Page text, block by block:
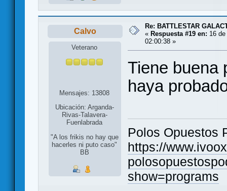
Calvo
Veterano
Mensajes: 13808
Ubicación: Arganda-
Rivas-Talavera-
Fuenlabrada
"A los frikis no hay que
hacerles ni puto caso"
BB
Re: BATTLESTAR
« Respuesta #19 en: 16
02:00:38 »
Tiene buena
haya
Polos Opuestos
https://
show=programs